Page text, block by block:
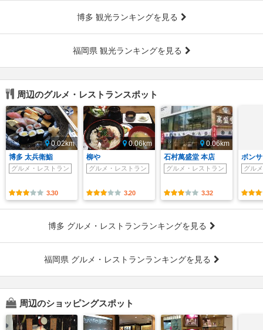
博多 観光ランキングを見る
福岡県 観光ランキングを見る
周辺のグルメ・レストランスポット
0.02km
博多 太兵衛鮨
グルメ・レストラン
3.30
0.06km
柳や
グルメ・レストラン
3.20
0.06km
石村萬盛堂 本店
グルメ・レストラン
3.32
ボン
グル
博多 グルメ・レストランランキングを見る
福岡県 グルメ・レストランランキングを見る
周辺のショッピングスポット